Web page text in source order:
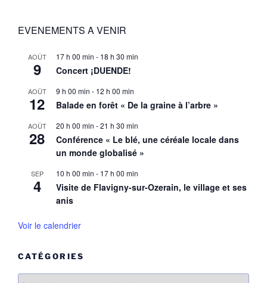
EVENEMENTS A VENIR
AOÛT
9
17 h 00 min - 18 h 30 min
Concert ¡DUENDE!
AOÛT
12
9 h 00 min - 12 h 00 min
Balade en forêt « De la graine à l’arbre »
AOÛT
28
20 h 00 min -21 h 30 min
Conférence « Le blé, une céréale locale dans
un monde globalisé »
SEP
4
10 h 00 min - 17 h 00 min
Visite de Flavigny-sur-Ozerain, le village et ses
anis
Voir le calendrier
CATÉGORIES
Catégories